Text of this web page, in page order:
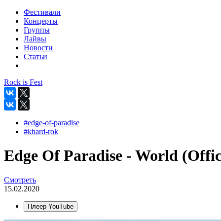
Фестивали
Концерты
Группы
Лайвы
Новости
Статьи
Rock is Fest
#edge-of-paradise
#khard-rok
Edge Of Paradise - World
Смотреть
15.02.2020
Плеер YouTube